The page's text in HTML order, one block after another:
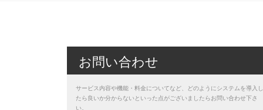
お問い合わせ
サービス内容や機能・料金についてなど、どのようにシステムを導入し
たら良いか分からないといった点がございましたらお問い合わせ下さ
い。